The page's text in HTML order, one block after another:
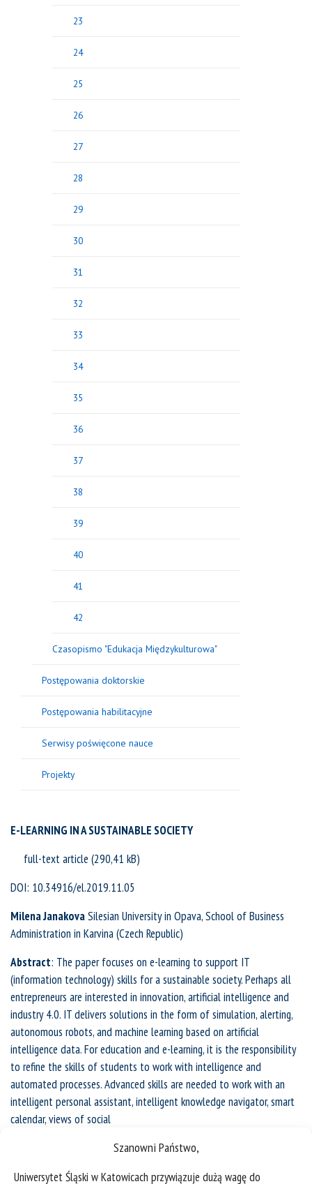
Szanowni Państwo,
Uniwersytet Śląski w Katowicach przywiązuje dużą wagę do
E-LEARNING IN A SUSTAINABLE SOCIETY
full-text article
DOI: 10.34916/el.2019.11.05
Milena JanakovaSilesian University in Opava, School of Business
Administration in Karvina (Czech Republic)
Abstract: The paper focuses on e-learning to support IT
(information technology) skills for a sustainable society. Perhaps all
entrepreneurs are interested in innovation, artificial intelligence and
industry 4.0. IT delivers solutions in the form of simulation, alerting,
autonomous robots, and machine learning based on artificial
intelligence data. For education and e-learning, it is the responsibility
to refine the skills of students to work with intelligence and
automated processes. Advanced skills are needed to work with an
intelligent personal assistant, intelligent knowledge navigator, smart
calendar, views of social
based on experiences from courses devoted to operating systems
and CRM systems.
23
24
25
26
27
28
29
30
31
32
33
34
35
36
37
38
39
40
41
42
Czasopismo "Edukacja Międzykulturowa"
Postępowania doktorskie
Postępowania habilitacyjne
Serwisy poświęcone nauce
Projekty